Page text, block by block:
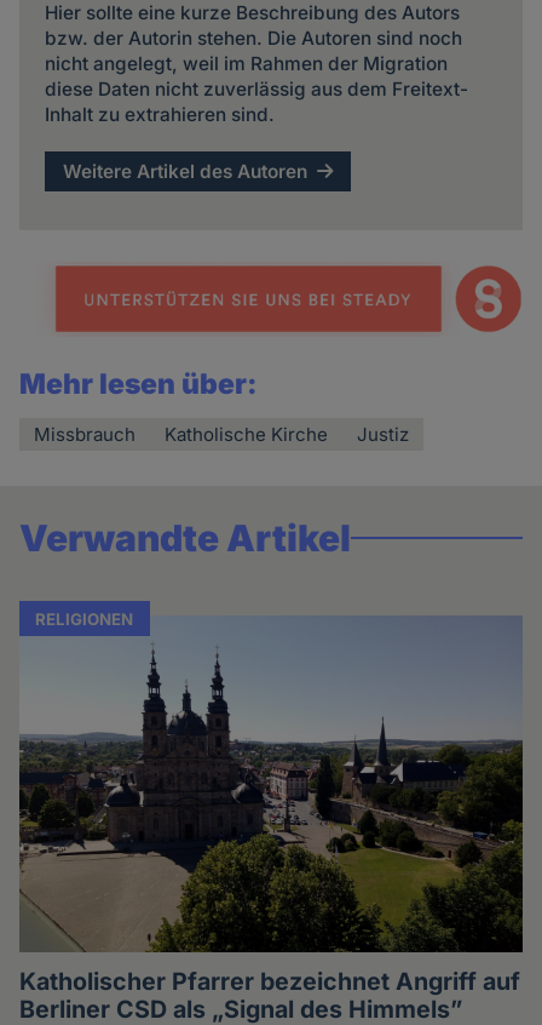
Hier sollte eine kurze Beschreibung des Autors
bzw. der Autorin stehen. Die Autoren sind noch
nicht angelegt, weil im Rahmen der Migration
diese Daten nicht zuverlässig aus dem Freitext-
Inhalt zu extrahieren sind.
Weitere Artikel des Autoren
Mehr lesen über:
Missbrauch Katholische Kirche Justiz
Verwandte Artikel
RELIGIONEN
Katholischer Pfarrer bezeichnet Angriff auf
Berliner CSD als „Signal des Himmels”